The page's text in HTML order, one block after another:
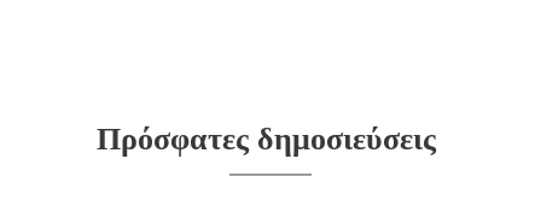
Πρόσφατες δημοσιεύσεις